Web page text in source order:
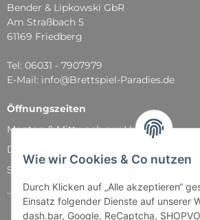
Wie wir Cookies & Co nutzen
Durch Klicken auf „Alle akzeptieren“
Einsatz folgender Dienste auf unserer
dash.bar, Google, ReCaptcha,
Bender & Lipkowski GbR
Am Straßbach 5
61169 Friedberg
Tel: 06031 - 7907979
E-Mail: info@Brettspiel-Paradies.de
Öffnungszeiten
Montag & Mittwoch nur Versand
Dienstag, Donnerstag und Freitag: 11:00
Samstag: 11:00 - 14:00 Uhr
...und natürlich während unserer Events